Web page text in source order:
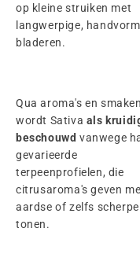
op kleine struiken met
langwerpige,
bladeren.
Qua aroma's en smaken
wordt Sativa als
beschouwd vanwege
gevarieerde
terpeenprofielen, die
citrusaroma's geven
aardse of zelfs scherpe
tonen.